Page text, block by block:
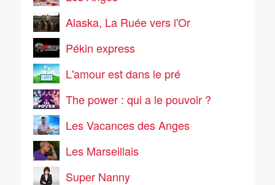
Alaska, La Ruée vers l'Or
Pékin express
L'amour est dans le pré
The power : qui a le pouvoir ?
Les Vacances des Anges
Les Marseillais
Super Nanny